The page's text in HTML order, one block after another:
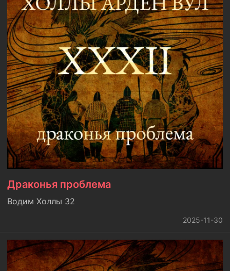
Драконья проблема
Водим Холлы 32
2025-11-30